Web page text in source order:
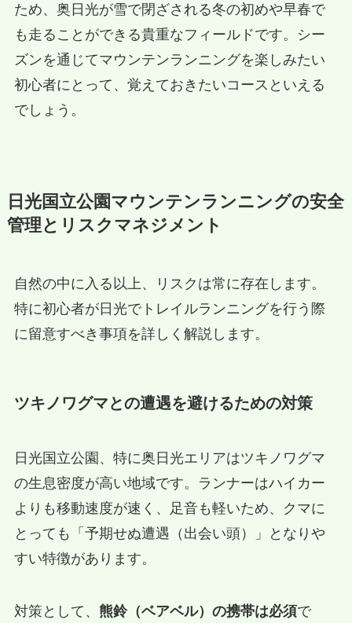
ため、奥日光が雪で閉ざされる冬の初めや早春で
も走ることができる貴重なフィールドです。シー
ズンを通じてマウンテンランニングを楽しみたい
初心者にとって、覚えておきたいコースといえる
でしょう。
日光国立公園マウンテンランニングの安全
管理とリスクマネジメント
自然の中に入る以上、リスクは常に存在します。
特に初心者が日光でトレイルランニングを行う際
に留意すべき事項を詳しく解説します。
ツキノワグマとの遭遇を避けるための対策
日光国立公園、特に奥日光エリアはツキノワグマ
の生息密度が高い地域です。ランナーはハイカー
よりも移動速度が速く、足音も軽いため、クマに
とっても「予期せぬ遭遇（出会い頭）」となりや
すい特徴があります。
対策として、 熊鈴（ベアベル）の携帯は必須で